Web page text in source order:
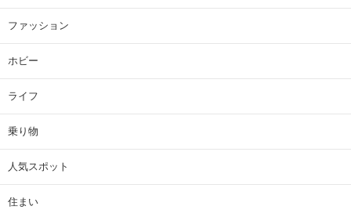
ファッション
ホビー
ライフ
乗り物
人気スポット
住まい